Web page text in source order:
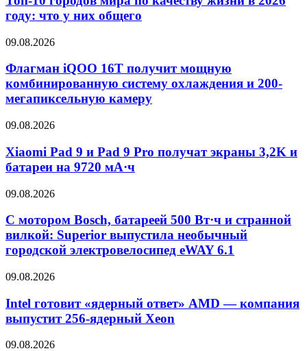
году: что у них общего
09.08.2026
Флагман iQOO 16T получит мощную
комбинированную систему охлаждения и 200-
мегапиксельную камеру
09.08.2026
Xiaomi Pad 9 и Pad 9 Pro получат экраны 3,2K и
батареи на 9720 мА·ч
09.08.2026
С мотором Bosch, батареей 500 Вт·ч и странной
вилкой: Superior выпустила необычный
городской электровелосипед eWAY 6.1
09.08.2026
Intel готовит «ядерный ответ» AMD — компания
выпустит 256-ядерный Xeon
09.08.2026